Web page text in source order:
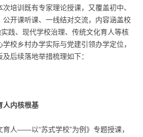
培训既有专家理论授课，又覆盖初中、
开课听课、一线结对交流，内容涵盖校
实践、现代学校治理、传统文化育人等核
校乡村办学实际与党建引领办学定位，
后续落地举措梳理如下：
人内核根基
人——以“苏式学校”为例》专题授课，